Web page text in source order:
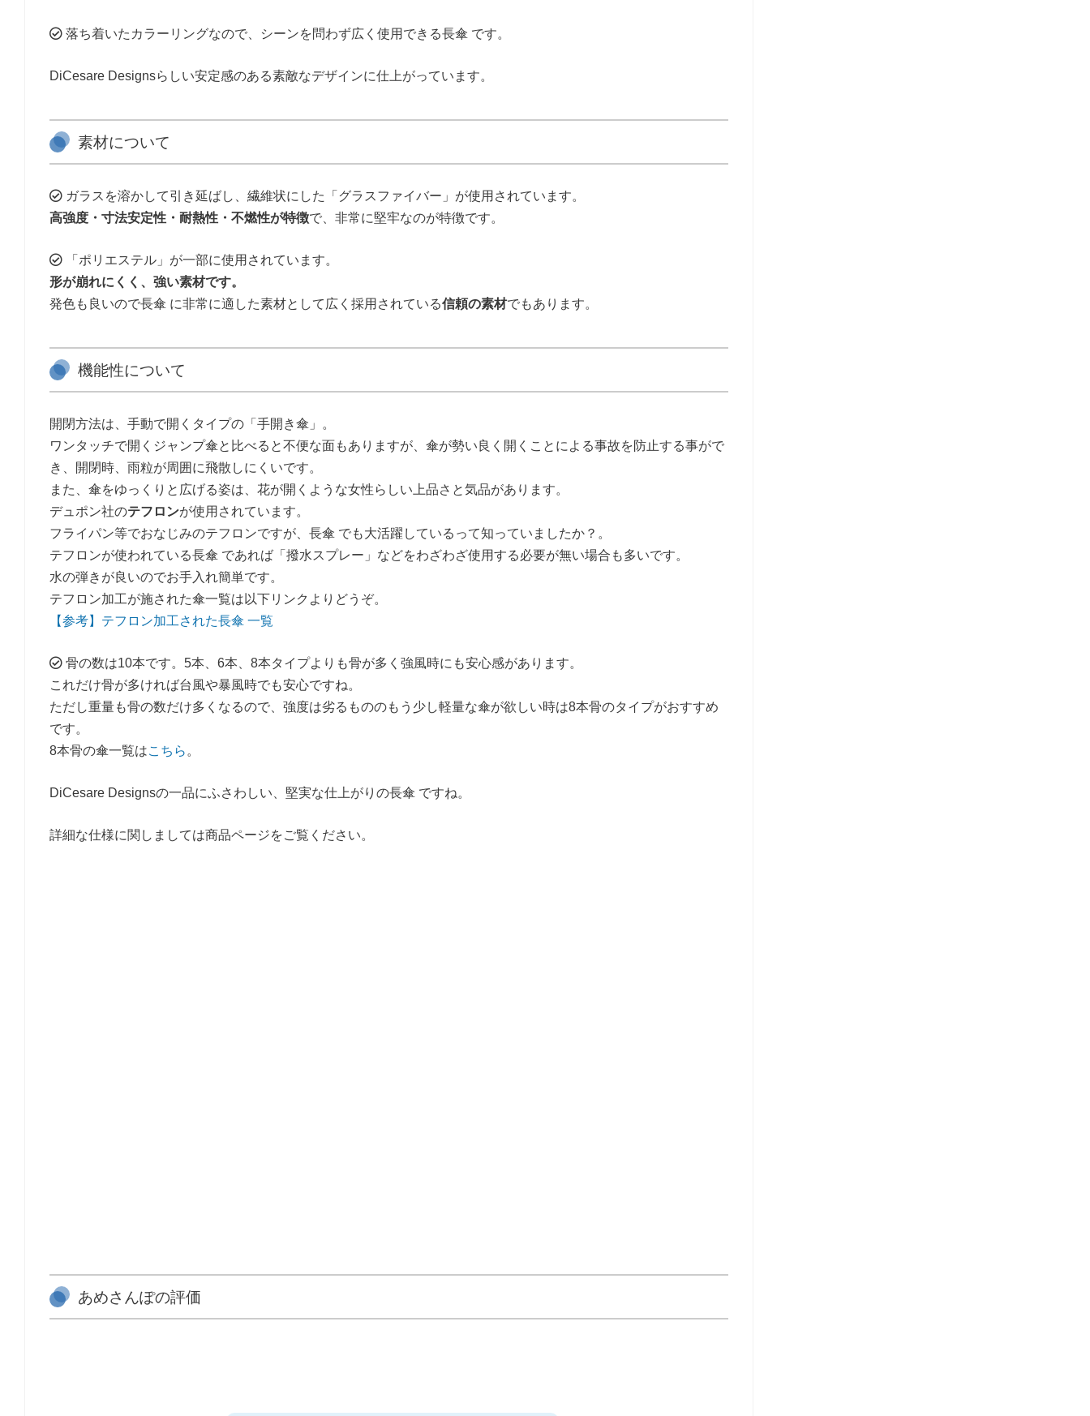
落ち着いたカラーリングなので、シーンを問わず広く使用できる長傘 です。
DiCesare Designsらしい安定感のある素敵なデザインに仕上がっています。
素材について
ガラスを溶かして引き延ばし、繊維状にした「グラスファイバー」が使用されています。
高強度・寸法安定性・耐熱性・不燃性が特徴で、非常に堅牢なのが特徴です。
「ポリエステル」が一部に使用されています。
形が崩れにくく、強い素材です。
発色も良いので長傘 に非常に適した素材として広く採用されている信頼の素材でもあります。
機能性について
開閉方法は、手動で開くタイプの「手開き傘」。
ワンタッチで開くジャンプ傘と比べると不便な面もありますが、傘が勢い良く開くことによる事故を防止する事がで
き、開閉時、雨粒が周囲に飛散しにくいです。
また、傘をゆっくりと広げる姿は、花が開くような女性らしい上品さと気品があります。
デュポン社のテフロンが使用されています。
フライパン等でおなじみのテフロンですが、長傘 でも大活躍しているって知っていましたか？。
テフロンが使われている長傘 であれば「撥水スプレー」などをわざわざ使用する必要が無い場合も多いです。
水の弾きが良いのでお手入れ簡単です。
テフロン加工が施された傘一覧は以下リンクよりどうぞ。
【参考】テフロン加工された長傘 一覧
骨の数は10本です。5本、6本、8本タイプよりも骨が多く強風時にも安心感があります。
これだけ骨が多ければ台風や暴風時でも安心ですね。
ただし重量も骨の数だけ多くなるので、強度は劣るもののもう少し軽量な傘が欲しい時は8本骨のタイプがおすすめ
です。
8本骨の傘一覧はこちら 。
DiCesare Designsの一品にふさわしい、堅実な仕上がりの長傘 ですね。
詳細な仕様に関しましては商品ページをご覧ください。
あめさんぽの評価